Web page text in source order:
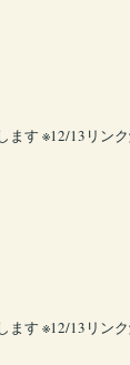
ます ※12/13リン
ます ※12/13リン